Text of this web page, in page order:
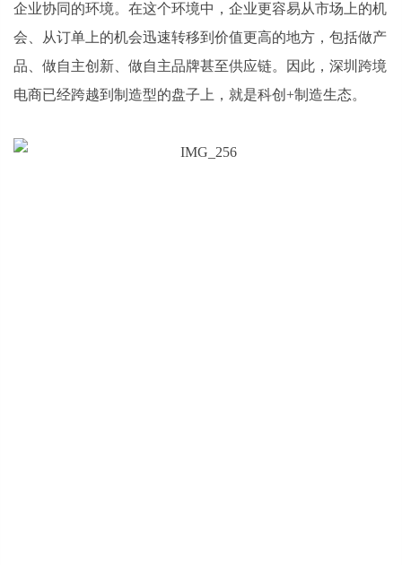
企业协同的环境。在这个环境中，企业更容易从市场上的机
会、从订单上的机会迅速转移到价值更高的地方，包括做产
品、做自主创新、做自主品牌甚至供应链。因此，深圳跨境
电商已经跨越到制造型的盘子上，就是科创+制造生态。